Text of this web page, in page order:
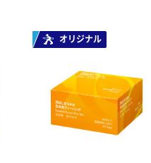
オリジナル
￥458~
アスクル プラ
スチックグロー
ブ 薄手 粉な
し（パウダーフ
￥298~ （税込）